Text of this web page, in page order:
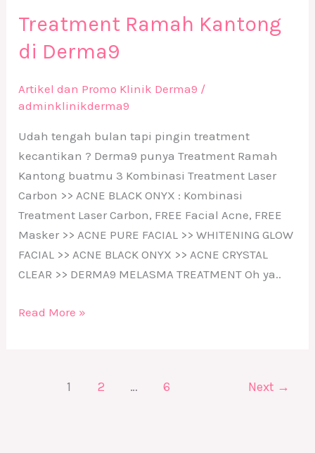
Treatment Ramah Kantong
di Derma9
Artikel dan Promo Klinik Derma9 /
adminklinikderma9
Udah tengah bulan tapi pingin treatment
kecantikan ? Derma9 punya Treatment Ramah
Kantong buatmu 3 Kombinasi Treatment Laser
Carbon >> ACNE BLACK ONYX : Kombinasi
Treatment Laser Carbon, FREE Facial Acne, FREE
Masker >> ACNE PURE FACIAL >> WHITENING GLOW
FACIAL >> ACNE BLACK ONYX >> ACNE CRYSTAL
CLEAR >> DERMA9 MELASMA TREATMENT Oh ya..
Read More »
1 2 … 6 Next →